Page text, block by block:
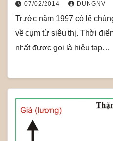
07/02/2014 DUNGNV
Trước năm 1997 có lẽ
về cụm từ siêu thị. Thời
nhất được gọi là hiệu tạp…